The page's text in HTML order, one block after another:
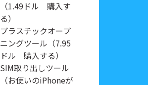
（1.49ドル 購入す
る）
プラスチックオープ
ニングツール（7.95
ドル 購入する）
SIM取り出しツール
（お使いのiPhoneが